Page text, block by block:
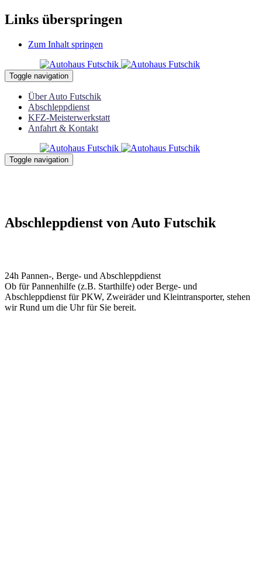
Links überspringen
Zum Inhalt springen
Toggle navigation
Über Auto Futschik
Abschleppdienst
KFZ-Meisterwerkstatt
Anfahrt & Kontakt
Toggle navigation
Abschleppdienst von Auto Futschik
24h Pannen-, Berge- und Abschleppdienst
Ob für Pannenhilfe (z.B. Starthilfe) oder Berge- und
Abschleppdienst für PKW, Zweiräder und Kleintransporter, stehen
wir Rund um die Uhr für Sie bereit.